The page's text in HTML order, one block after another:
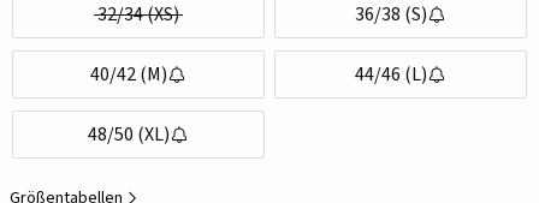
32/34 (XS) 36/38 (S)
40/42 (M) 44/46 (L)
48/50 (XL)